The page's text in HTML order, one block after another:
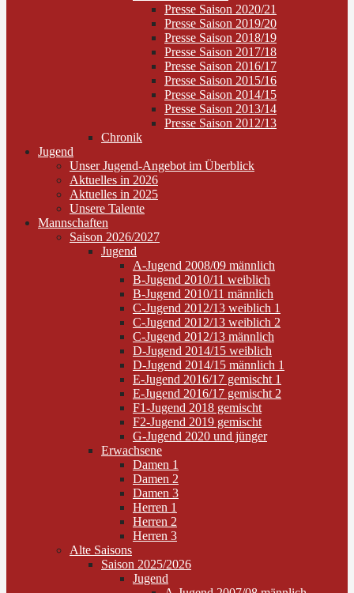
Presse Saison 2020/21
Presse Saison 2019/20
Presse Saison 2018/19
Presse Saison 2017/18
Presse Saison 2016/17
Presse Saison 2015/16
Presse Saison 2014/15
Presse Saison 2013/14
Presse Saison 2012/13
Chronik
Jugend
Unser Jugend-Angebot im Überblick
Aktuelles in 2026
Aktuelles in 2025
Unsere Talente
Mannschaften
Saison 2026/2027
Jugend
A-Jugend 2008/09 männlich
B-Jugend 2010/11 weiblich
B-Jugend 2010/11 männlich
C-Jugend 2012/13 weiblich 1
C-Jugend 2012/13 weiblich 2
C-Jugend 2012/13 männlich
D-Jugend 2014/15 weiblich
D-Jugend 2014/15 männlich 1
E-Jugend 2016/17 gemischt 1
E-Jugend 2016/17 gemischt 2
F1-Jugend 2018 gemischt
F2-Jugend 2019 gemischt
G-Jugend 2020 und jünger
Erwachsene
Damen 1
Damen 2
Damen 3
Herren 1
Herren 2
Herren 3
Alte Saisons
Saison 2025/2026
Jugend